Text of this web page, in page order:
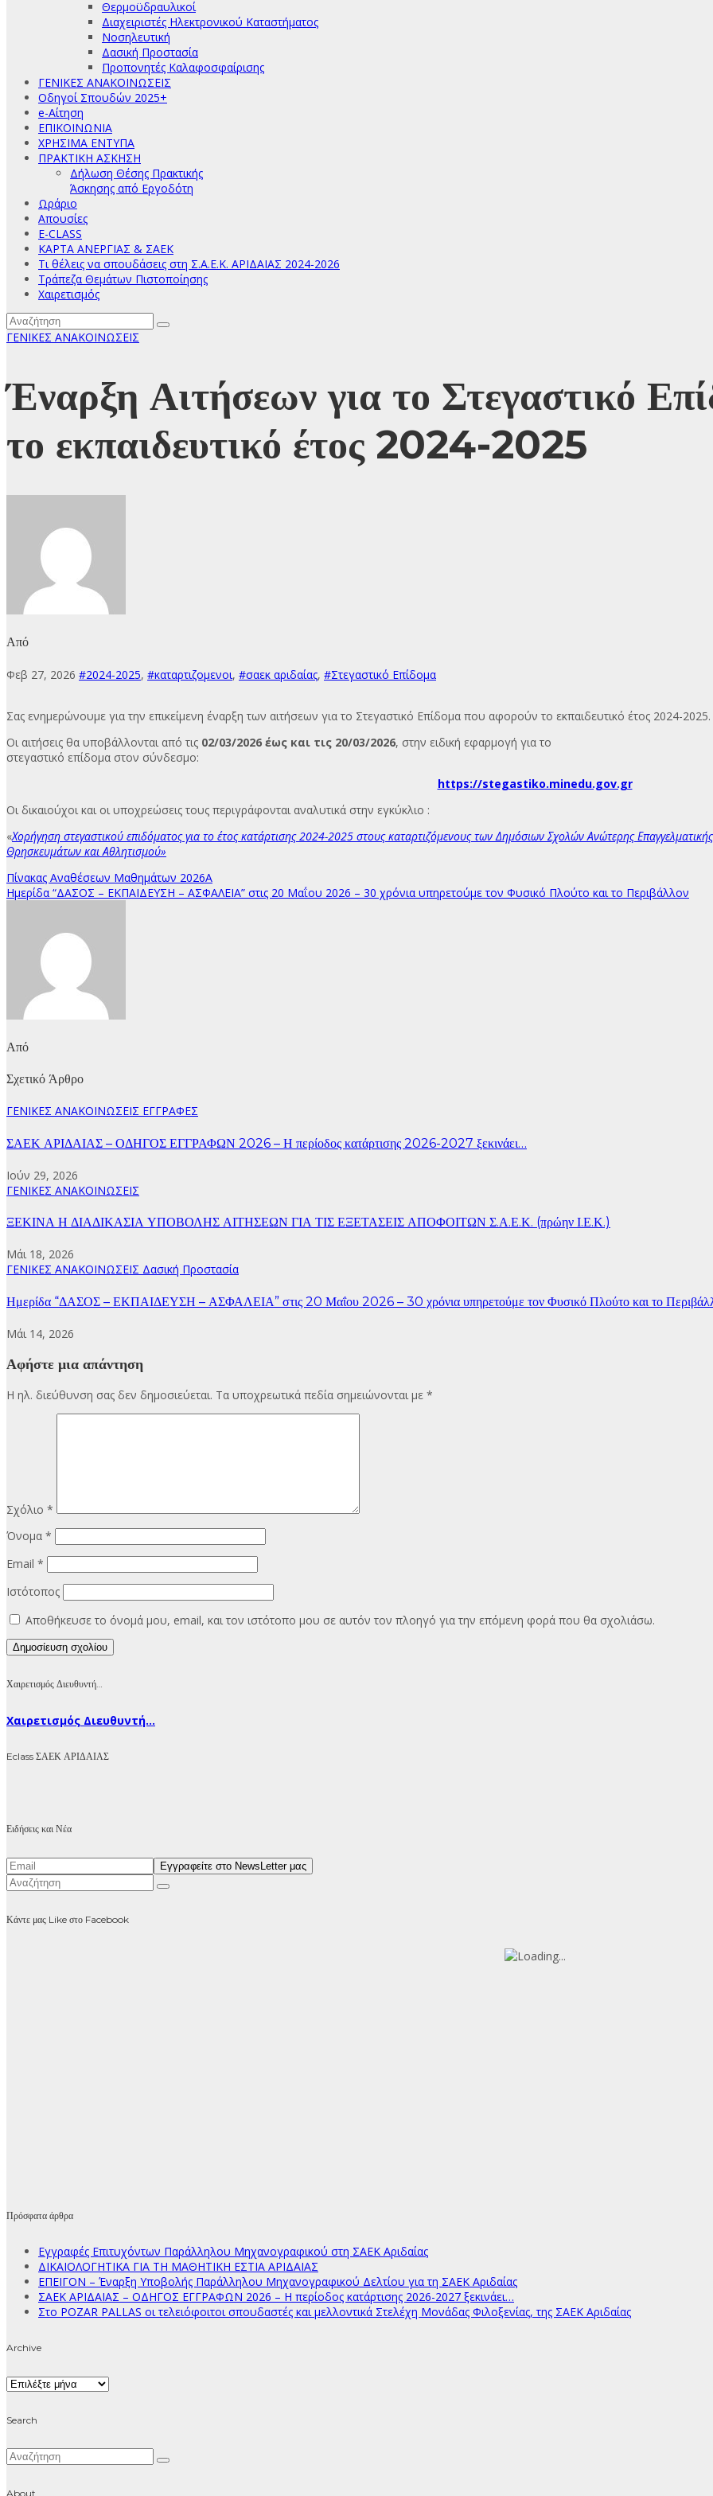
Θερμοϋδραυλικοί
Διαχειριστές Ηλεκτρονικού Καταστήματος
Νοσηλευτική
Δασική Προστασία
Προπονητές Καλαφοσφαίρισης
ΓΕΝΙΚΕΣ ΑΝΑΚΟΙΝΩΣΕΙΣ
Οδηγοί Σπουδών 2025+
e-Αίτηση
ΕΠΙΚΟΙΝΩΝΙΑ
ΧΡΗΣΙΜΑ ΕΝΤΥΠΑ
ΠΡΑΚΤΙΚΗ ΑΣΚΗΣΗ
Δήλωση Θέσης Πρακτικής
Άσκησης από Εργοδότη
Ωράριο
Απουσίες
E-CLASS
ΚΑΡΤΑ ΑΝΕΡΓΙΑΣ & ΣΑΕΚ
Τι θέλεις να σπουδάσεις στη Σ.Α.Ε.Κ. ΑΡΙΔΑΙΑΣ 2024-2026
Τράπεζα Θεμάτων Πιστοποίησης
Χαιρετισμός
ΓΕΝΙΚΕΣ ΑΝΑΚΟΙΝΩΣΕΙΣ
Έναρξη Αιτήσεων για το Στεγαστικό
το εκπαιδευτικό έτος 2024-2025
Από
Φεβ 27, 2026 #2024-2025, #καταρτιζομενοι, #σαεκ αριδαίας, #Στεγαστικό Επίδομα
Σας ενημερώνουμε για την επικείμενη έναρξη των αιτήσεων για το Στεγαστικό Επίδομα που αφορούν το εκπαιδευτικό έτος 2024-2025.
Οι αιτήσεις θα υποβάλλονται από τις 02/03/2026 έως και τις 20/03/2026, στην ειδική εφαρμογή για το
στεγαστικό επίδομα στον σύνδεσμο:
https://stegastiko.minedu.gov.gr
Οι δικαιούχοι και οι υποχρεώσεις τους περιγράφονται αναλυτικά στην εγκύκλιο :
«Χορήγηση στεγαστικού επιδόματος για το έτος κατάρτισης 2024-2025 στους καταρτιζόμενους των Δημόσιων Σχολών Ανώτερης
Θρησκευμάτων και Αθλητισμού»
Πλοήγηση
Πίνακας Αναθέσεων Μαθημάτων 2026Α
Ημερίδα “ΔΑΣΟΣ – ΕΚΠΑΙΔΕΥΣΗ – ΑΣΦΑΛΕΙΑ” στις 20 Μαΐου 2026 – 30 χρόνια υπηρετούμε τον Φυσικό Πλούτο και το Περιβάλλον
Από
Σχετικό Άρθρο
ΓΕΝΙΚΕΣ ΑΝΑΚΟΙΝΩΣΕΙΣ ΕΓΓΡΑΦΕΣ
ΣΑΕΚ ΑΡΙΔΑΙΑΣ – ΟΔΗΓΟΣ ΕΓΓΡΑΦΩΝ 2026 – Η περίοδος κατάρτισης 2026-2027 ξεκινάει…
Ιούν 29, 2026
ΓΕΝΙΚΕΣ ΑΝΑΚΟΙΝΩΣΕΙΣ
ΞΕΚΙΝΑ Η ΔΙΑΔΙΚΑΣΙΑ ΥΠΟΒΟΛΗΣ ΑΙΤΗΣΕΩΝ ΓΙΑ ΤΙΣ ΕΞΕΤΑΣΕΙΣ ΑΠΟΦΟΙΤΩΝ Σ.Α.Ε.Κ. (πρώην Ι.Ε.Κ.)
Μάι 18, 2026
ΓΕΝΙΚΕΣ ΑΝΑΚΟΙΝΩΣΕΙΣ Δασική Προστασία
Ημερίδα “ΔΑΣΟΣ – ΕΚΠΑΙΔΕΥΣΗ – ΑΣΦΑΛΕΙΑ” στις 20 Μαΐου 2026 – 30 χρόνια υπηρετούμε τον Φυσικό Πλούτο και το
Μάι 14, 2026
Αφήστε μια απάντηση
Η ηλ. διεύθυνση σας δεν δημοσιεύεται. Τα υποχρεωτικά πεδία σημειώνονται με *
Σχόλιο *
Όνομα *
Email *
Ιστότοπος
Αποθήκευσε το όνομά μου, email, και τον ιστότοπο μου σε αυτόν τον πλοηγό για την επόμενη φορά που θα σχολιάσω.
Χαιρετισμός Διευθυντή…
Χαιρετισμός Διευθυντή...
Eclass ΣΑΕΚ ΑΡΙΔΑΙΑΣ
Ειδήσεις και Νέα
Κάντε μας Like στο Facebook
Πρόσφατα άρθρα
Εγγραφές Επιτυχόντων Παράλληλου Μηχανογραφικού στη ΣΑΕΚ Αριδαίας
ΔΙΚΑΙΟΛΟΓΗΤΙΚΑ ΓΙΑ ΤΗ ΜΑΘΗΤΙΚΗ ΕΣΤΙΑ ΑΡΙΔΑΙΑΣ
ΕΠΕΙΓΟΝ – Έναρξη Υποβολής Παράλληλου Μηχανογραφικού Δελτίου για τη ΣΑΕΚ Αριδαίας
ΣΑΕΚ ΑΡΙΔΑΙΑΣ – ΟΔΗΓΟΣ ΕΓΓΡΑΦΩΝ 2026 – Η περίοδος κατάρτισης 2026-2027 ξεκινάει…
Στο POZAR PALLAS οι τελειόφοιτοι σπουδαστές και μελλοντικά Στελέχη Μονάδας Φιλοξενίας, της ΣΑΕΚ Αριδαίας
Archive
Archive
Search
About